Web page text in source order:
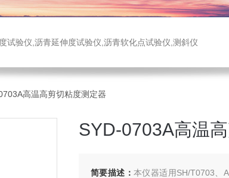
试验仪,沥青延伸度试验仪,沥青软化点试验仪,测斜仪
高温高剪切粘度测定器
SYD-0703A高温
简要描述： 本仪器适用SH/T0703、